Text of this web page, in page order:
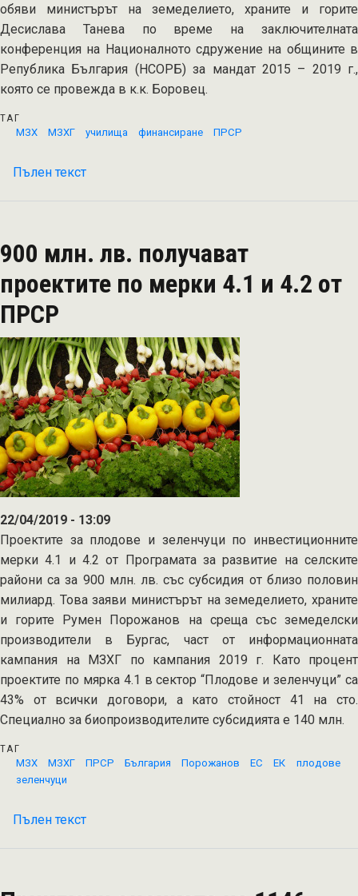
обяви министърът на земеделието, храните и горите
Десислава Танева по време на заключителната
конференция на Националното сдружение на общините в
Република България (НСОРБ) за мандат 2015 – 2019 г.,
която се провежда в к.к. Боровец.
ТАГ
МЗХ
МЗХГ училища финансиране ПРСР
Пълен текст
бюджета
обновяване
и
детски
градини
по
ПРСР
2014-
2020
г.
900 млн. лв. получават
проектите по мерки 4.1 и 4.2 от
ПРСР
22/04/2019 - 13:09
Проектите за плодове и зеленчуци по инвестиционните
мерки 4.1 и 4.2 от Програмата за развитие на селските
райони са за 900 млн. лв. със субсидия от близо половин
милиард. Това заяви министърът на земеделието, храните
и горите Румен Порожанов на среща със земеделски
производители в Бургас, част от информационната
кампания на МЗХГ по кампания 2019 г. Като процент
проектите по мярка 4.1 в сектор “Плодове и зеленчуци” са
43% от всички договори, а като стойност 41 на сто.
Специално за биопроизводителите субсидията е 140 млн.
ТАГ
МЗХ
МЗХГ ПРСР България Порожанов ЕС ЕК
плодове
зеленчуци
Пълен текст